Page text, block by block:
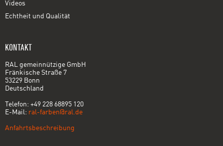
Videos
Echtheit und Qualität
KONTAKT
RAL gemeinnützige GmbH
Fränkische Straße 7
53229 Bonn
Deutschland
Telefon: +49 228 68895 120
E-Mail: ral-farben@ral.de
Anfahrtsbeschreibung